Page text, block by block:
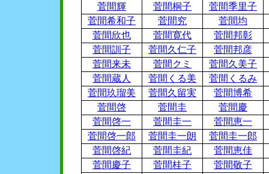
菅間輝
菅間桐子
菅間季里子
菅間希和子
菅間究
菅間均
菅間欣也
菅間寛代
菅間邦彰
菅間訓子
菅間久仁子
菅間邦彦
菅間来未
菅間クミ
菅間久美子
菅間蔵人
菅間くる美
菅間くるみ
菅間玖瑠美
菅間久留実
菅間博希
菅間啓
菅間圭
菅間慶
菅間啓一
菅間圭一
菅間恵一
菅間啓一郎
菅間圭一朗
菅間圭一郎
菅間啓紀
菅間圭紀
菅間恵佳
菅間慶子
菅間桂子
菅間敬子